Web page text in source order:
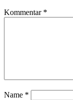
Kommentar *
Name *